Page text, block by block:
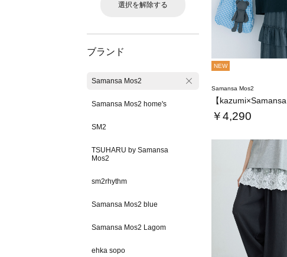
選択を解除する
ブランド
Samansa Mos2
Samansa Mos2 home's
SM2
TSUHARU by Samansa
Mos2
sm2rhythm
Samansa Mos2 blue
Samansa Mos2 Lagom
ehka sopo
NEW
Samansa Mos2
￥4,290